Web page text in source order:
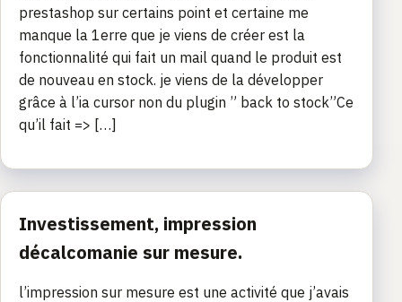
prestashop sur certains point et certaine me
manque la 1erre que je viens de créer est la
fonctionnalité qui fait un mail quand le produit est
de nouveau en stock. je viens de la développer
grâce à l’ia cursor non du plugin ” back to stock”Ce
qu’il fait => […]
Investissement, impression
décalcomanie sur mesure.
l’impression sur mesure est une activité que j’avais